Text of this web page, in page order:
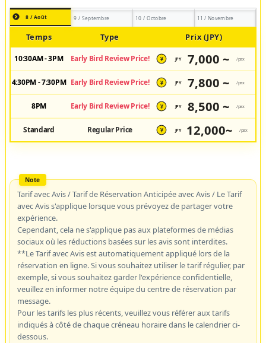
8 / Août 9 / Septembre 10 / Octobre 11 / Novembre
Temps Type Prix (JPY)
10:30AM - 3PM Early Bird Review Price! ¥ JPY 7,000 ~ /pax
4:30PM - 7:30PM Early Bird Review Price! ¥ JPY 7,800 ~ /pax
8PM Early Bird Review Price! ¥ JPY 8,500 ~ /pax
Standard Regular Price ¥ JPY 12,000~ /pax
Tarif avec Avis / Tarif de Réservation Anticipée avec Avis / Le Tarif
avec Avis s'applique lorsque vous prévoyez de partager votre
expérience.
Cependant, cela ne s'applique pas aux plateformes de médias
sociaux où les réductions basées sur les avis sont interdites.
**Le Tarif avec Avis est automatiquement appliqué lors de la
réservation en ligne. Si vous souhaitez utiliser le tarif régulier, par
exemple, si vous souhaitez garder l'expérience confidentielle,
veuillez en informer notre équipe du centre de réservation par
message.
Pour les tarifs les plus récents, veuillez vous référer aux tarifs
indiqués à côté de chaque créneau horaire dans le calendrier ci-
dessous.